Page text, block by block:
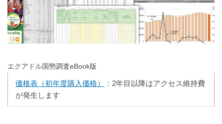
エクアドル国勢調査eBook版
価格表（初年度購入価格）
：2年目以降はアクセス維持費
が発生します